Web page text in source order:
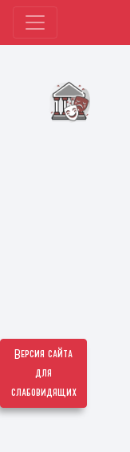
Версия сайта
для
слабовидящих